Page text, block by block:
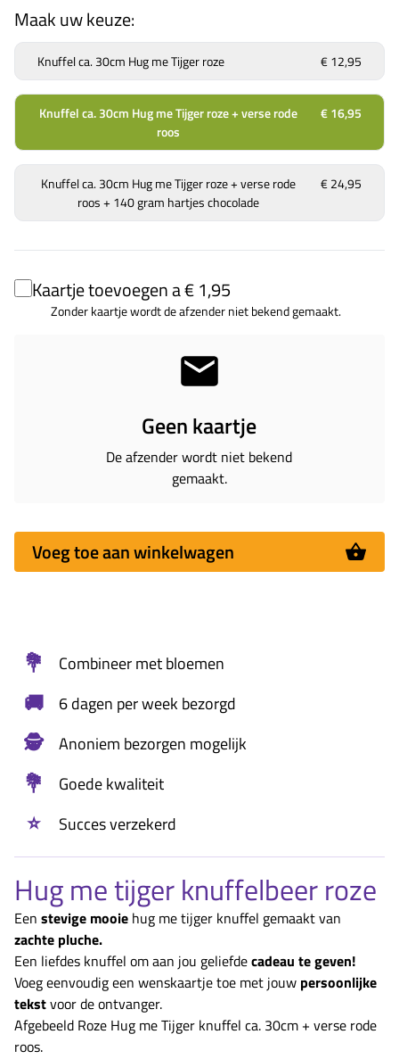
Maak uw keuze:
Knuffel ca. 30cm Hug me Tijger roze € 12,95
Knuffel ca. 30cm Hug me Tijger roze + verse rode
roos
€ 16,95
Knuffel ca. 30cm Hug me Tijger roze + verse rode
roos + 140 gram hartjes chocolade
€ 24,95
Kaartje toevoegen a € 1,95
Zonder kaartje wordt de afzender niet bekend gemaakt.
Geen kaartje
De afzender wordt niet bekend
gemaakt.
Voeg toe aan winkelwagen
💐 Combineer met bloemen
🚚 6 dagen per week bezorgd
🕵️ Anoniem bezorgen mogelijk
💐 Goede kwaliteit
⭐ Succes verzekerd
Hug me tijger knuffelbeer roze
Een stevige mooie hug me tijger knuffel gemaakt van
zachte pluche.
Een liefdes knuffel om aan jou geliefdecadeau te geven!
Voeg eenvoudig een wenskaartje toe met jouw persoonlijke
tekstvoor de ontvanger.
Afgebeeld Roze Hug me Tijger knuffel ca. 30cm + verse rode
roos.